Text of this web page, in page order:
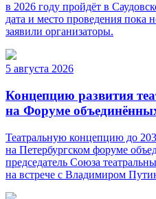
в 2026 году пройдёт в
дата и место проведения
заявили организаторы.
5 августа 2026
Концепцию развития
на Форуме
Театральную концепцию до
на Петербургском форуме
председатель Союза
на встрече с Владимиром